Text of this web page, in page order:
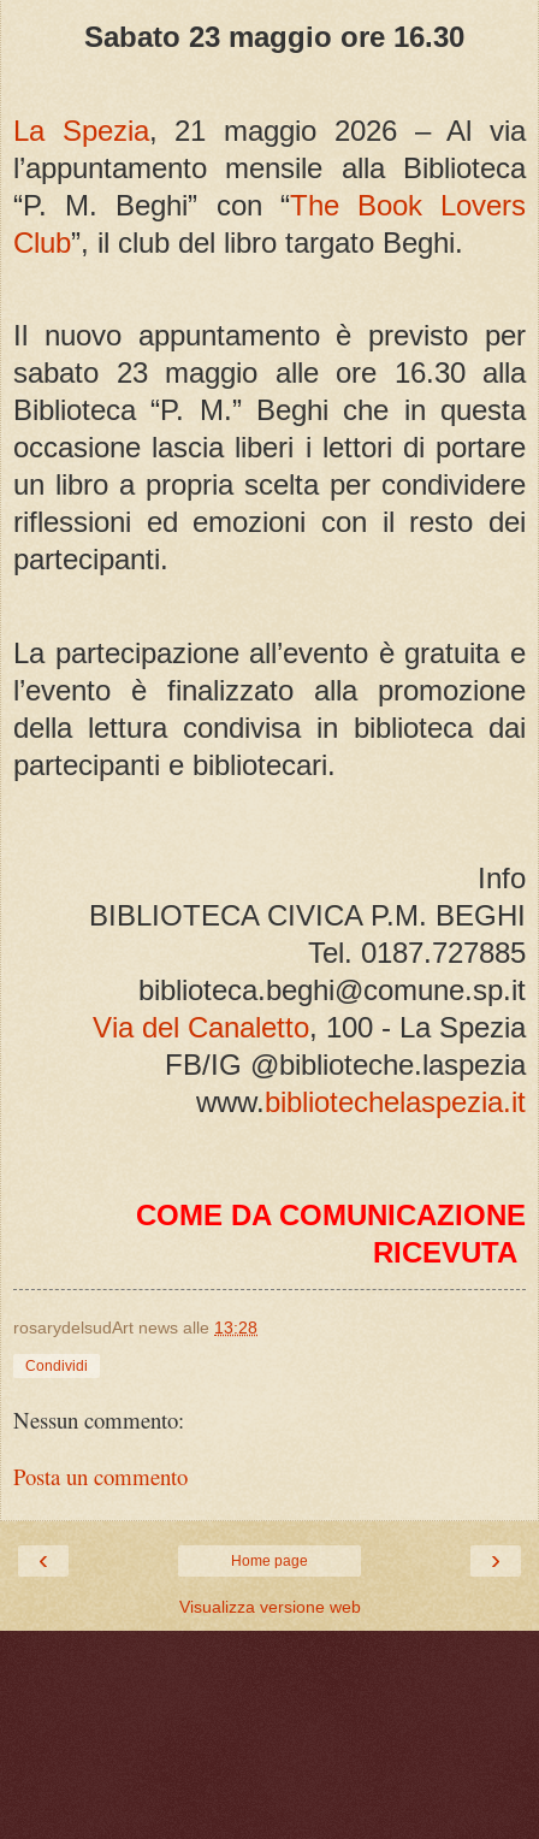
Sabato 23 maggio ore 16.30
La Spezia, 21 maggio 2026 – Al via
l’appuntamento mensile alla Biblioteca
“P. M. Beghi” con “The Book Lovers
Club”, il club del libro targato Beghi.
Il nuovo appuntamento è previsto per
sabato 23 maggio alle ore 16.30 alla
Biblioteca “P. M.” Beghi che in questa
occasione lascia liberi i lettori di portare
un libro a propria scelta per condividere
riflessioni ed emozioni con il resto dei
partecipanti.
La partecipazione all’evento è gratuita e
l’evento è finalizzato alla promozione
della lettura condivisa in biblioteca dai
partecipanti e bibliotecari.
Info
BIBLIOTECA CIVICA P.M. BEGHI
Tel. 0187.727885
biblioteca.beghi@comune.sp.it
Via del Canaletto, 100 - La Spezia
FB/IG @biblioteche.laspezia
www.bibliotechelaspezia.it
COME DA COMUNICAZIONE
RICEVUTA
rosarydelsudArt news alle 13:28
Condividi
Nessun commento:
Posta un commento
‹ ›
Home page
Visualizza versione web